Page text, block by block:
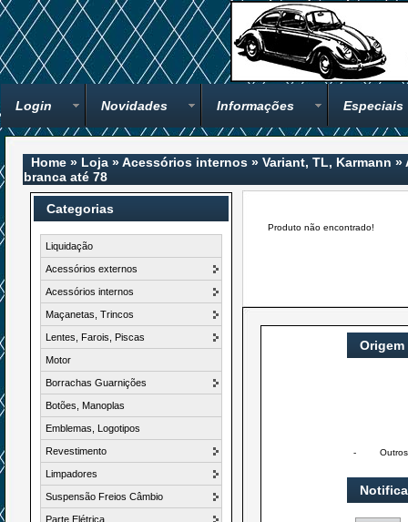
Login Novidades Informações Especiais
Home » Loja »Acessórios internos » Variant, TL, Karmann »
branca até 78
Categorias
Liquidação
Acessórios externos
Acessórios internos
Maçanetas, Trincos
Lentes, Farois, Piscas
Motor
Borrachas Guarnições
Botões, Manoplas
Emblemas, Logotipos
Revestimento
Limpadores
Suspensão Freios Câmbio
Parte Elétrica
Produto não encontrado!
Origem
-